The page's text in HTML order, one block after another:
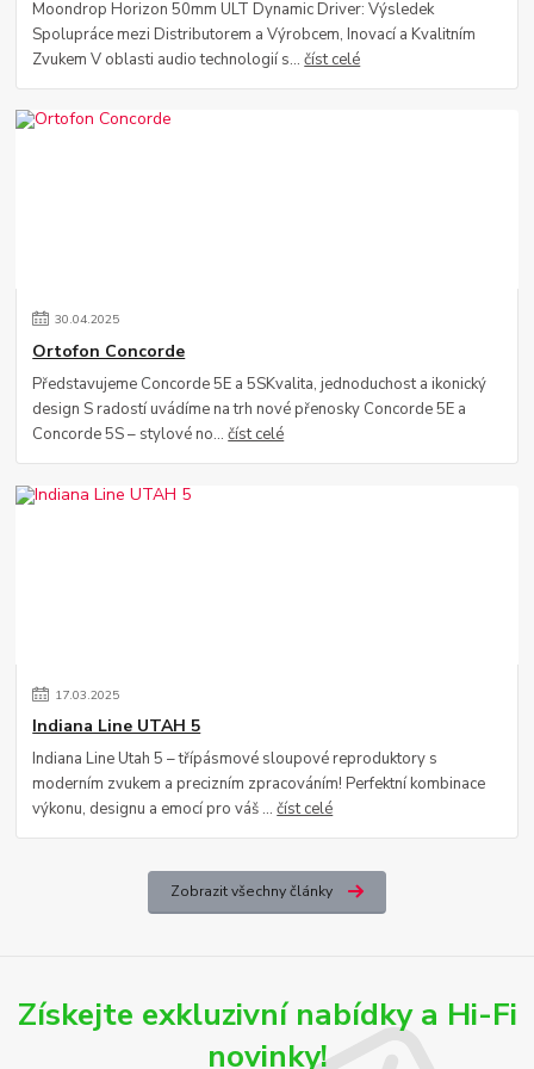
Moondrop Horizon 50mm ULT Dynamic Driver: Výsledek
Spolupráce mezi Distributorem a Výrobcem, Inovací a Kvalitním
Zvukem V oblasti audio technologií s...číst celé
30.04.2025
Ortofon Concorde
Představujeme Concorde 5E a 5SKvalita, jednoduchost a ikonický
design S radostí uvádíme na trh nové přenosky Concorde 5E a
Concorde 5S – stylové no...číst celé
17.03.2025
Indiana Line UTAH 5
Indiana Line Utah 5 – třípásmové sloupové reproduktory s
moderním zvukem a precizním zpracováním! Perfektní kombinace
výkonu, designu a emocí pro váš ...číst celé
Zobrazit všechny články
Získejte exkluzivní nabídky a Hi-Fi
novinky!